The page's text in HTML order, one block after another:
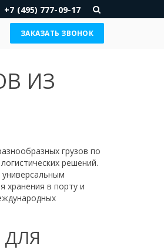
+7 (495) 777-09-17
ЗАКАЗАТЬ ЗВОНОК
ИЗ
грузов по
решений.
хранения в порту и